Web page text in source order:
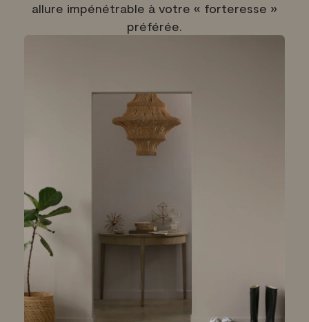
allure impénétrable à votre « forteresse »
préférée.